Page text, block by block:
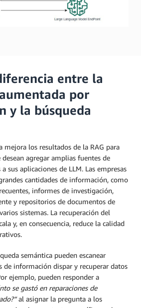
entre la
por
y la búsqueda
mejora los resultados de la RAG para
agregar amplias fuentes de
sus aplicaciones de LLM. Las empresas
cantidades de información, como
informes de investigación,
y repositorios de documentos de
sistemas. La recuperación del
y, en consecuencia, reduce la calidad
semántica pueden escanear
de información dispar y recuperar datos
ejemplo, pueden responder a
se gastó en reparaciones de
al asignar la pregunta a los